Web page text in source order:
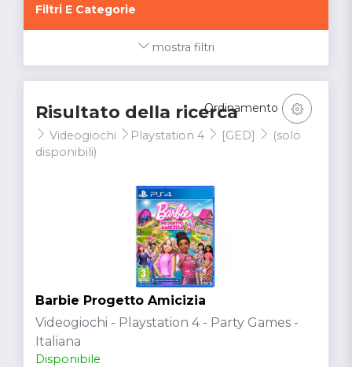
Filtri E Categorie
mostra filtri
Risultato della ricerca
Videogiochi Playstation 4 [GED]
(solo
disponibili)
Ordinamento
Barbie Progetto Amicizia
Videogiochi - Playstation 4 - Party Games -
Italiana
Disponibile